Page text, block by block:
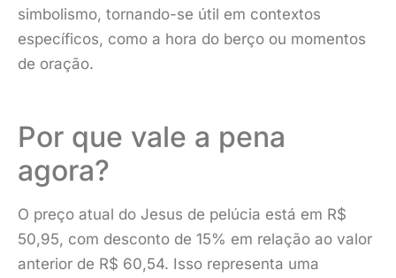
simbolismo, tornando-se útil em contextos
específicos, como a hora do berço ou momentos
de oração.
Por que vale a pena
agora?
O preço atual do Jesus de pelúcia está em R$
50,95, com desconto de 15% em relação ao valor
anterior de R$ 60,54. Isso representa uma